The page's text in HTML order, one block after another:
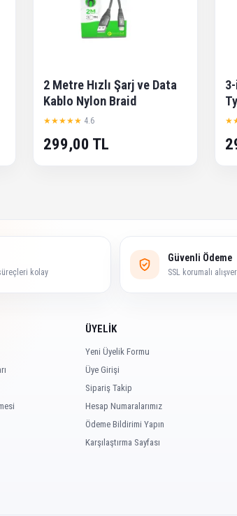
2 Metre Hızlı Şarj ve Data
Kablo Nylon Braid
★★★★★ 4.6
299,00 TL
kolay
Güvenli Ödeme
SSL korumalı
ÜYELİK
Yeni Üyelik Formu
Üye Girişi
Sipariş Takip
Hesap Numaralarımız
Ödeme Bildirimi Yapın
Karşılaştırma Sayfası